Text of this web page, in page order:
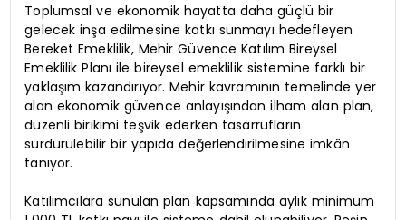
Toplumsal ve ekonomik hayatta daha güçlü bir
gelecek inşa edilmesine katkı sunmayı hedefleyen
Bereket Emeklilik, Mehir Güvence Katılım Bireysel
Emeklilik Planı ile bireysel emeklilik sistemine farklı bir
yaklaşım kazandırıyor. Mehir kavramının temelinde yer
alan ekonomik güvence anlayışından ilham alan plan,
düzenli birikimi teşvik ederken tasarrufların
sürdürülebilir bir yapıda değerlendirilmesine imkân
tanıyor.
Katılımcılara sunulan plan kapsamında aylık minimum